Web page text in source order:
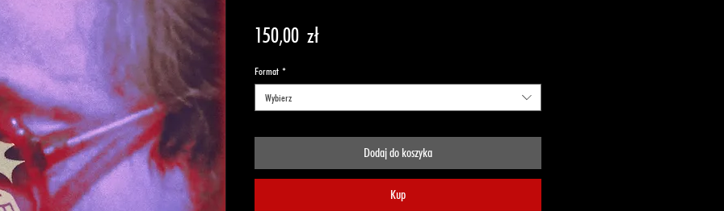
150,00 złCena
Format *
Wybierz
Dodaj do koszyka
Kup